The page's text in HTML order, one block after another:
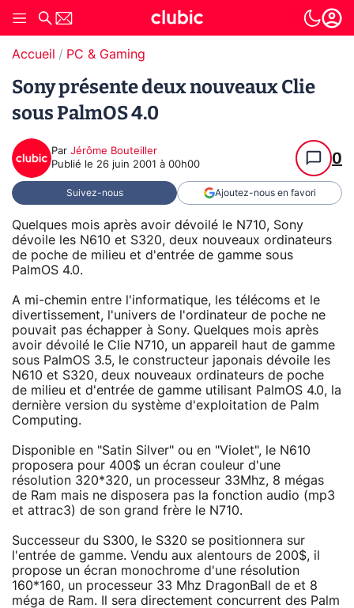
Accueil PC & Gaming
Sony présente deux nouveaux Clie
sous PalmOS 4.0
Par Jérôme Bouteiller
Publié le 26 juin 2001 à 00h00 0
Suivez-nous Ajoutez-nous en favori
Quelques mois après avoir dévoilé le N710, Sony
dévoile les N610 et S320, deux nouveaux ordinateurs
de poche de milieu et d'entrée de gamme sous
PalmOS 4.0.
A mi-chemin entre l'informatique, les télécoms et le
divertissement, l'univers de l'ordinateur de poche ne
pouvait pas échapper à Sony. Quelques mois après
avoir dévoilé le Clie N710, un appareil haut de gamme
sous PalmOS 3.5, le constructeur japonais dévoile les
N610 et S320, deux nouveaux ordinateurs de poche
de milieu et d'entrée de gamme utilisant PalmOS 4.0, la
dernière version du système d'exploitation de Palm
Computing.
Disponible en "Satin Silver" ou en "Violet", le N610
proposera pour 400$ un écran couleur d'une
résolution 320*320, un processeur 33Mhz, 8 mégas
de Ram mais ne disposera pas la fonction audio (mp3
et attrac3) de son grand frère le N710.
Successeur du S300, le S320 se positionnera sur
l'entrée de gamme. Vendu aux alentours de 200$, il
propose un écran monochrome d'une résolution
160*160, un processeur 33 Mhz DragonBall de et 8
méga de Ram. Il sera directement concurrent des Palm